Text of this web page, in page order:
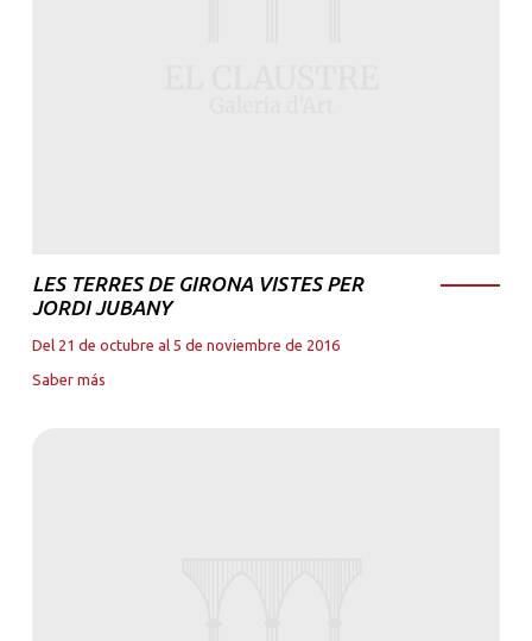
LES TERRES DE GIRONA VISTES PER
JORDI JUBANY
Del 21 de octubre al 5 de noviembre de 2016
Saber más